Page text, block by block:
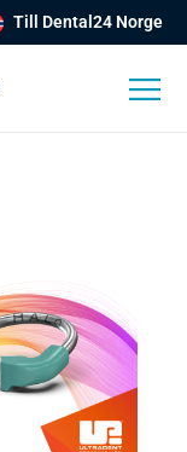
Till Dental24 Norge